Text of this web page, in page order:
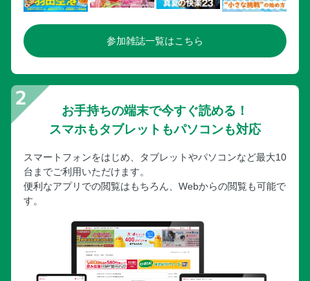
参加雑誌一覧はこちら
お手持ちの端末で今すぐ読める！
スマホもタブレットもパソコンも対応
スマートフォンをはじめ、タブレットやパソコンなど最大10
台までご利用いただけます。
便利なアプリでの閲覧はもちろん、Webからの閲覧も可能で
す。